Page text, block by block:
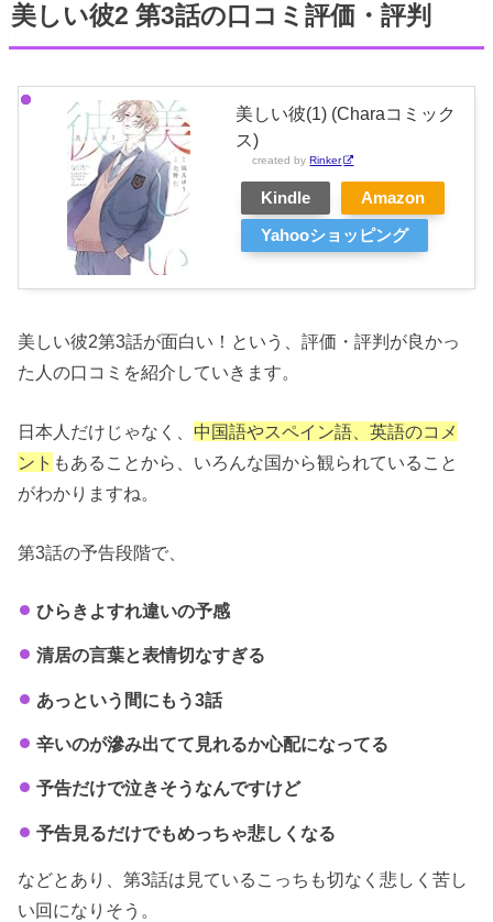
美しい彼2 第3話の口コミ評価・評判
美しい彼(1) (Charaコミック
ス)
created byRinker
Kindle Amazon
Yahooショッピング
美しい彼2第3話が面白い！という、評価・評判が良かっ
た人の口コミを紹介していきます。
日本人だけじゃなく、 中国語やスペイン語、英語のコメ
ント もあることから、いろんな国から観られていること
がわかりますね。
第3話の予告段階で、
ひらきよすれ違いの予感
清居の言葉と表情切なすぎる
あっという間にもう3話
辛いのが滲み出てて見れるか心配になってる
予告だけで泣きそうなんですけど
予告見るだけでもめっちゃ悲しくなる
などとあり、第3話は見ているこっちも切なく悲しく苦し
い回になりそう。